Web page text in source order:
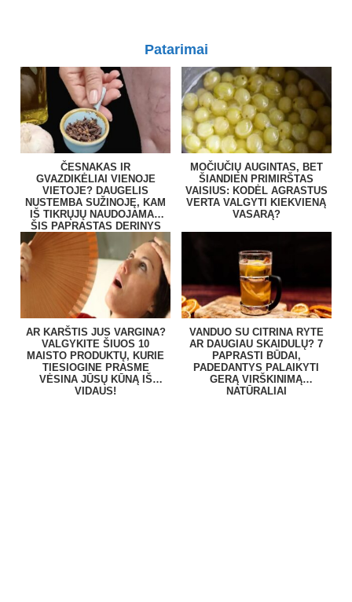
Patarimai
ČESNAKAS IR
GVAZDIKĖLIAI VIENOJE
VIETOJE? DAUGELIS
NUSTEMBA SUŽINOJĘ, KAM
IŠ TIKRŲJŲ NAUDOJAMAS
ŠIS PAPRASTAS DERINYS
MOČIUČIŲ AUGINTAS, BET
ŠIANDIEN PRIMIRŠTAS
VAISIUS: KODĖL AGRASTUS
VERTA VALGYTI KIEKVIENĄ
VASARĄ?
AR KARŠTIS JUS VARGINA?
VALGYKITE ŠIUOS 10
MAISTO PRODUKTŲ, KURIE
TIESIOGINE PRASME
VĖSINA JŪSŲ KŪNĄ IŠ
VIDAUS!
VANDUO SU CITRINA RYTE
AR DAUGIAU SKAIDULŲ? 7
PAPRASTI BŪDAI,
PADEDANTYS PALAIKYTI
GERĄ VIRŠKINIMĄ
NATŪRALIAI